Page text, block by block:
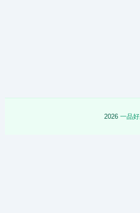
2026 一品